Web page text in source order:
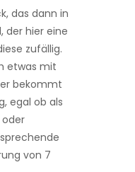
das dann in
der hier eine
zufällig.
etwas mit
bekommt
egal ob als
von 7